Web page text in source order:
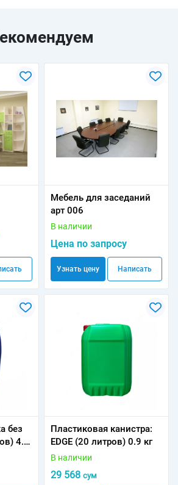
Мебель для заседаний
арт 006
В наличии
Цена по запросу
Узнать цену Написать
без
4.2
Пластиковая канистра:
EDGE (20 литров) 0.9 кг
В наличии
29 568 сум